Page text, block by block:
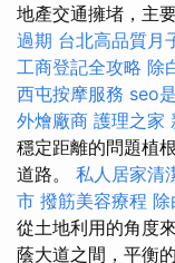
地產交通擁堵，主
過期 台北高品質月
工商登記全攻略 除
西屯按摩服務 seo
外燴廠商 護理之家
穩定距離的問題植
道路。 私人居家清
市 撥筋美容療程 除
從土地利用的角度
蔭大道之間，平衡